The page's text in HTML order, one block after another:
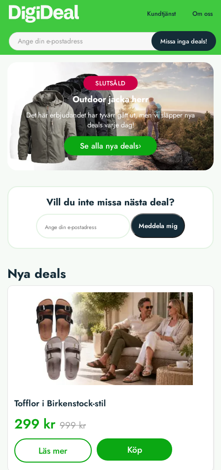
Till startsidan Kundtjänst Om oss
SLUTSÅLD
Outdoor jacka herr
Det här erbjudandet har tyvärr gått ut, men vi släpper nya
deals varje dag!
Se alla nya deals
Vill du inte missa nästa deal?
Meddela mig
Nya deals
Tofflor i Birkenstock-stil
299 kr 999 kr
Läs mer Köp